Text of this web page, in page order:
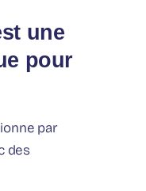
une
pour
par
des